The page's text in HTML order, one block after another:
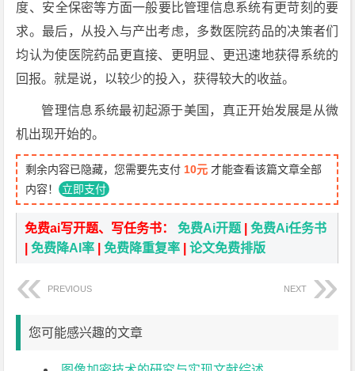
度、安全保密等方面一般要比管理信息系统有更苛刻的要
求。最后，从投入与产出考虑，多数医院药品的决策者们
均认为使医院药品更直接、更明显、更迅速地获得系统的
回报。就是说，以较少的投入，获得较大的收益。
管理信息系统最初起源于美国，真正开始发展是从微
机出现开始的。
剩余内容已隐藏，您需要先支付 10元 才能查看该篇文章全部
内容！ 立即支付
免费ai写开题、写任务书：免费Ai开题 |免费Ai任务书
|免费降AI率 |免费降重复率 |论文免费排版
PREVIOUS NEXT
您可能感兴趣的文章